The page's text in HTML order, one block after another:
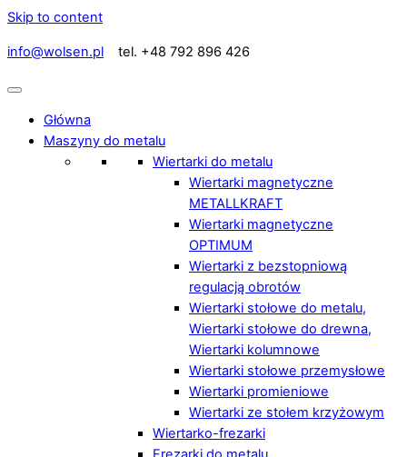
Skip to content
info@wolsen.pl tel. +48 792 896 426
Główna
Maszyny do metalu
Wiertarki do metalu
Wiertarki magnetyczne
METALLKRAFT
Wiertarki magnetyczne
OPTIMUM
Wiertarki z bezstopniową
regulacją obrotów
Wiertarki stołowe do metalu,
Wiertarki stołowe do drewna,
Wiertarki kolumnowe
Wiertarki stołowe przemysłowe
Wiertarki promieniowe
Wiertarki ze stołem krzyżowym
Wiertarko-frezarki